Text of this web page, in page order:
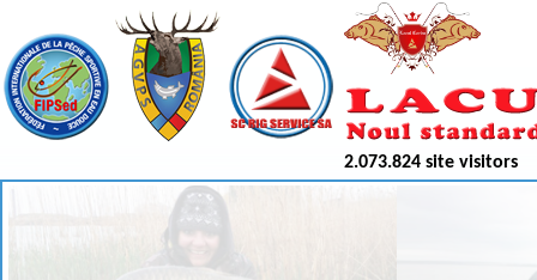
2.073.824 site visitors